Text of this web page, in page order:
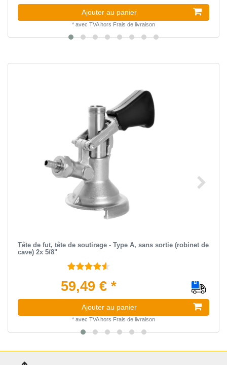
Ajouter au panier
* avec TVAhors Frais de livraison
Tête de fut, tête de soutirage - Type A, sans sortie (robinet de
cave) 2x 5/8"
59,49 € *
Ajouter au panier
* avec TVAhors Frais de livraison